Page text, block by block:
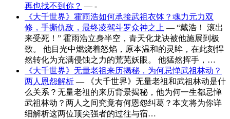
再也找不到你？ — -
《大千世界》霍雨浩如何承接武祖衣钵？魂力元力双
修，手撕仇敌，最终凌驾斗罗众神之上 — “戴浩！ 滚出
来受死！” 霍雨浩立身半空，青天化龙诀被他施展到极
致。 他目光中燃烧着怒焰，原本温和的灵眸，在此刻悍
然转化为充满侵蚀之力的荒芜妖眼。 他猛然挥手，…
《大千世界》无量老祖来历揭秘，为何忌惮武祖林动？
两人恩怨解析 — 《大千世界》无量老祖和武祖林动是什
么关系？无量老祖的来历背景揭秘，他为何一生都忌惮
武祖林动？两人之间究竟有何恩怨纠葛？本文将为你详
细解析这两位顶尖强者的过往与宿…